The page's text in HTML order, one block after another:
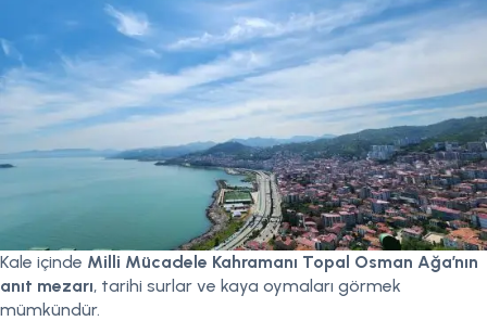
Kale içinde Milli Mücadele Kahramanı Topal Osman Ağa’nın
anıt mezarı, tarihi surlar ve kaya oymaları görmek
mümkündür.